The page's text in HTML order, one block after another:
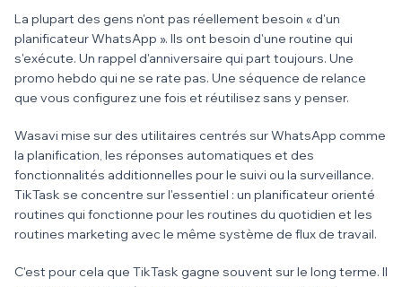
La plupart des gens n'ont pas réellement besoin « d'un
planificateur WhatsApp ». Ils ont besoin d'une routine qui
s'exécute. Un rappel d'anniversaire qui part toujours. Une
promo hebdo qui ne se rate pas. Une séquence de relance
que vous configurez une fois et réutilisez sans y penser.
Wasavi mise sur des utilitaires centrés sur WhatsApp comme
la planification, les réponses automatiques et des
fonctionnalités additionnelles pour le suivi ou la surveillance.
TikTask se concentre sur l'essentiel : un planificateur orienté
routines qui fonctionne pour les routines du quotidien et les
routines marketing avec le même système de flux de travail.
C'est pour cela que TikTask gagne souvent sur le long terme. Il